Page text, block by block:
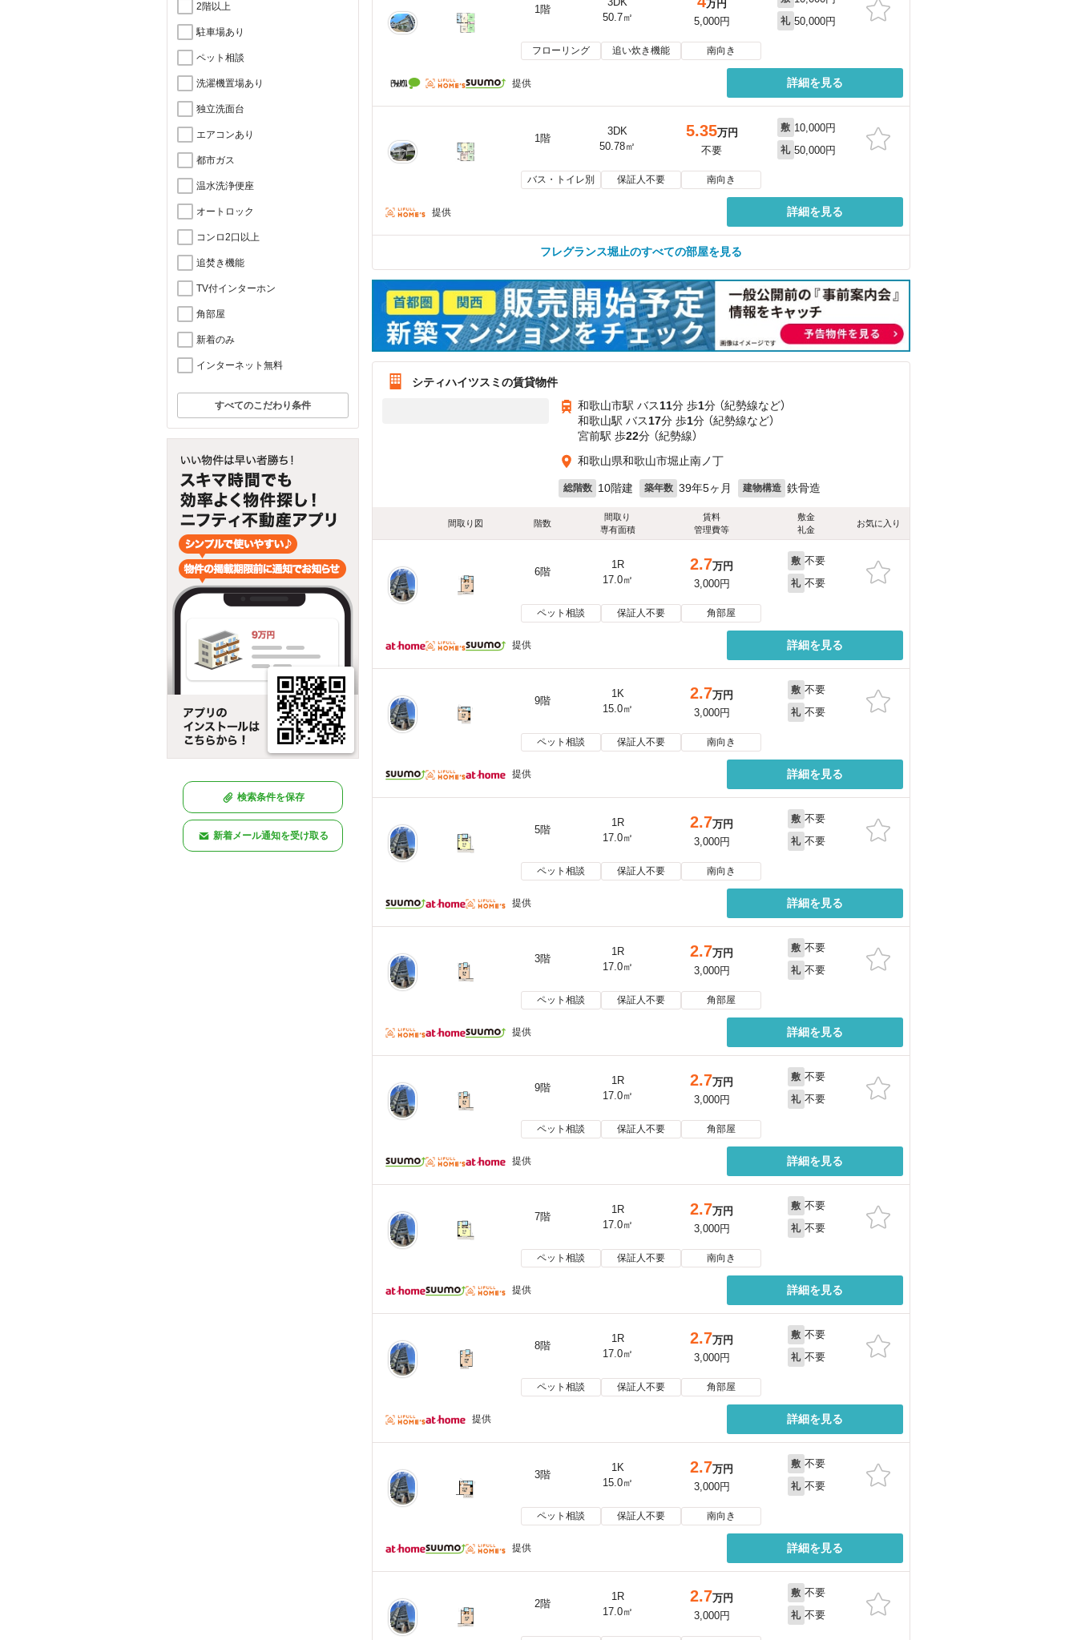
2階以上
駐車場あり
ペット相談
洗濯機置場あり
独立洗面台
エアコンあり
都市ガス
温水洗浄便座
オートロック
コンロ2口以上
追焚き機能
TV付インターホン
角部屋
新着のみ
インターネット無料
すべてのこだわり条件
検索条件を保存
新着メール通知を受け取る
1階
50.7㎡
万円
5,000円
礼 50,000円
フローリング 追い炊き機能 南向き
提供 詳細を見る
1階
3DK
50.78㎡
5.35万円
不要
敷 10,000円
礼 50,000円
バス・トイレ別 保証人不要 南向き
提供 詳細を見る
フレグランス堀止のすべての部屋を見る
シティハイツスミの賃貸物件
和歌山市駅 バス11分 歩1分 （紀勢線など）
和歌山駅 バス17分 歩1分 （紀勢線など）
宮前駅 歩22分 （紀勢線）
和歌山県和歌山市堀止南ノ丁
総階数 10階建 築年数 39年5ヶ月 建物構造 鉄骨造
間取り図 階数
間取り
専有面積
賃料
管理費等
敷金
礼金
お気に入り
6階
1R
17.0㎡
2.7万円
3,000円
敷 不要
礼 不要
ペット相談 保証人不要 角部屋
提供 詳細を見る
9階
1K
15.0㎡
2.7万円
3,000円
敷 不要
礼 不要
ペット相談 保証人不要 南向き
提供 詳細を見る
5階
1R
17.0㎡
2.7万円
3,000円
敷 不要
礼 不要
ペット相談 保証人不要 南向き
提供 詳細を見る
3階
1R
17.0㎡
2.7万円
3,000円
敷 不要
礼 不要
ペット相談 保証人不要 角部屋
提供 詳細を見る
9階
1R
17.0㎡
2.7万円
3,000円
敷 不要
礼 不要
ペット相談 保証人不要 角部屋
提供 詳細を見る
7階
1R
17.0㎡
2.7万円
3,000円
敷 不要
礼 不要
ペット相談 保証人不要 南向き
提供 詳細を見る
8階
1R
17.0㎡
2.7万円
3,000円
敷 不要
礼 不要
ペット相談 保証人不要 角部屋
提供 詳細を見る
3階
1K
15.0㎡
2.7万円
3,000円
敷 不要
礼 不要
ペット相談 保証人不要 南向き
提供 詳細を見る
2階
1R
17.0㎡
2.7万円
3,000円
敷 不要
礼 不要